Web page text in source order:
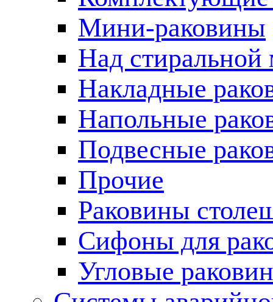
Мини-раковины
Над
Накладные
Напольные
Подвесные
Прочие
Раковины
Сифоны для
Угловые